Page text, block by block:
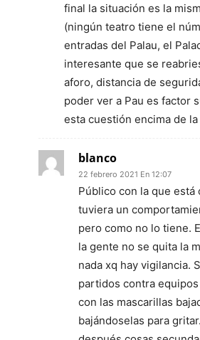
final la situación es la
(ningún teatro tiene el
entradas del Palau, el
interesante que se
aforo, distancia de
poder ver a Pau es factor
esta cuestión encima de
blanco
22 febrero 2021 En 12:07
Público con la que está
tuviera un
pero como no lo tiene.
la gente no se quita la
nada xq hay vigilancia.
partidos contra
con las mascarillas
bajándoselas para